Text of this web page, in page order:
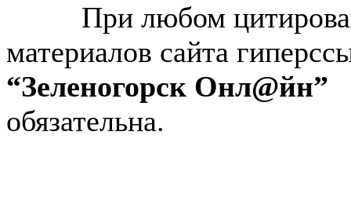
При любом
материалов сайта
“Зеленогорск Онл@йн”
обязательна.